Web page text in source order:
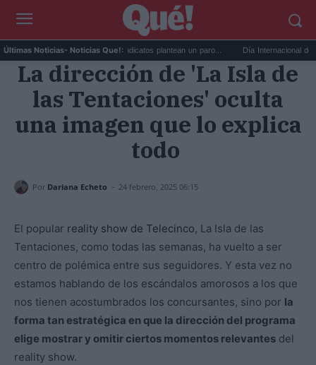
Últimas Noticias- Noticias Que!:
Huelga de médicos: los sindicatos plantean un paro... Día Internacional de la
La dirección de 'La Isla de
las Tentaciones' oculta
una imagen que lo explica
todo
Por Dariana Echeto - 24 febrero, 2025 06:15
El popular reality show de Telecinco, La Isla de las
Tentaciones, como todas las semanas, ha vuelto a ser
centro de polémica entre sus seguidores. Y esta vez no
estamos hablando de los escándalos amorosos a los que
nos tienen acostumbrados los concursantes, sino por la
forma tan estratégica en que la dirección del programa
elige mostrar y omitir ciertos momentos relevantes del
reality show.